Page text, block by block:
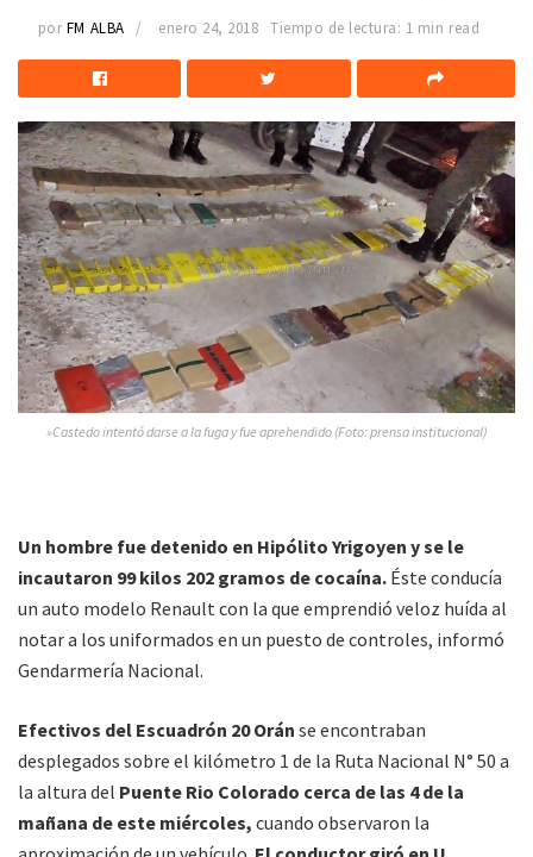
por FM ALBA enero 24, 2018 Tiempo de lectura: 1 min read
»Castedo intentó darse a la fuga y fue aprehendido (Foto: prensa institucional)
Un hombre fue detenido en Hipólito Yrigoyen y se le
incautaron 99 kilos 202 gramos de cocaína. Éste conducía
un auto modelo Renault con la que emprendió veloz huída al
notar a los uniformados en un puesto de controles, informó
Gendarmería Nacional.
Efectivos del Escuadrón 20 Orán se encontraban
desplegados sobre el kilómetro 1 de la Ruta Nacional N° 50 a
la altura del Puente Rio Colorado cerca de las 4 de la
mañana de este miércoles, cuando observaron la